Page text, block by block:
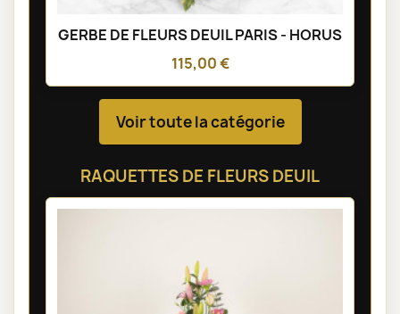
GERBE DE FLEURS DEUIL PARIS - HORUS
115,00 €
Voir toute la catégorie
RAQUETTES DE FLEURS DEUIL